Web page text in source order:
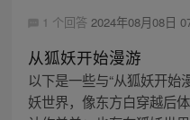
1 个回答 2024年08月08日
从狐妖开始漫游
以下是一些与“从狐妖开始
妖世界，像东方白穿越后